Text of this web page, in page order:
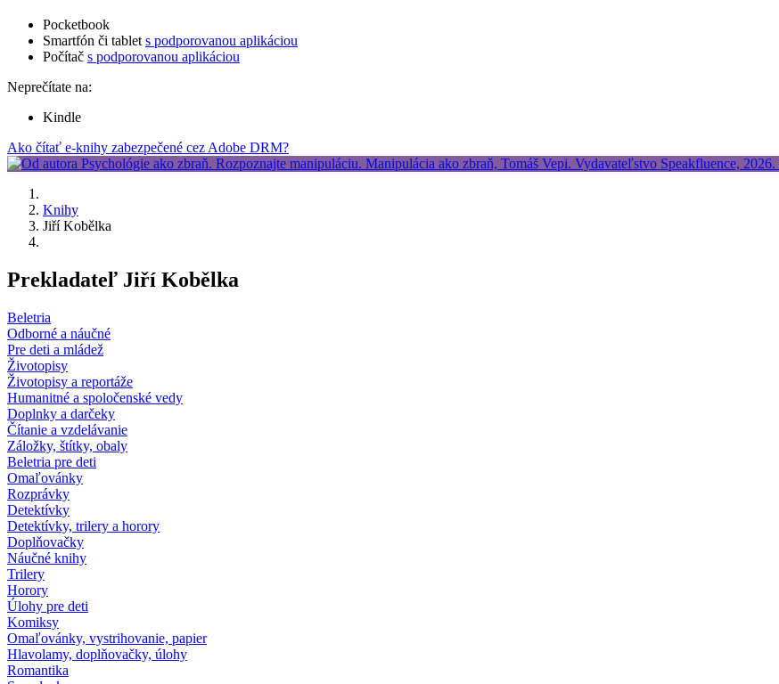
Pocketbook
Smartfón či tablet s podporovanou aplikáciou
Počítač s podporovanou aplikáciou
Neprečítate na:
Kindle
Ako čítať e-knihy zabezpečené cez Adobe DRM?
Knihy
Jiří Kobělka
Prekladateľ Jiří Kobělka
Beletria
Odborné a náučné
Pre deti a mládež
Životopisy
Životopisy a reportáže
Humanitné a spoločenské vedy
Doplnky a darčeky
Čítanie a vzdelávanie
Záložky, štítky, obaly
Beletria pre deti
Omaľovánky
Rozprávky
Detektívky
Detektívky, trilery a horory
Doplňovačky
Náučné knihy
Trilery
Horory
Úlohy pre deti
Komiksy
Omaľovánky, vystrihovanie, papier
Hlavolamy, doplňovačky, úlohy
Romantika